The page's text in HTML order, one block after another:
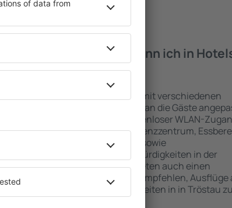
Annehmlichkeiten kann ich in
finden?
in in Tröstau sind Einrichtungen mit verschiedenen
sowie Annehmlichkeiten, die an die Gäste
Zu den beliebtesten gehören kostenloser WLAN-
Bar / Safe im Zimmer, Konferenzzentrum,
kostenlose Parkplätze sowie
über Sehenswürdigkeiten in der
Einige der Einrichtungen bieten auch einen
vom/zum Flughafen an oder empfehlen, Ausflüge
der größten Sehenswürdigkeiten in in Tröstau zu